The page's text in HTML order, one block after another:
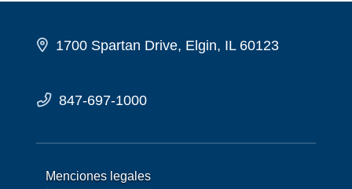
1700 Spartan Drive, Elgin, IL 60123
847-697-1000
Menciones legales